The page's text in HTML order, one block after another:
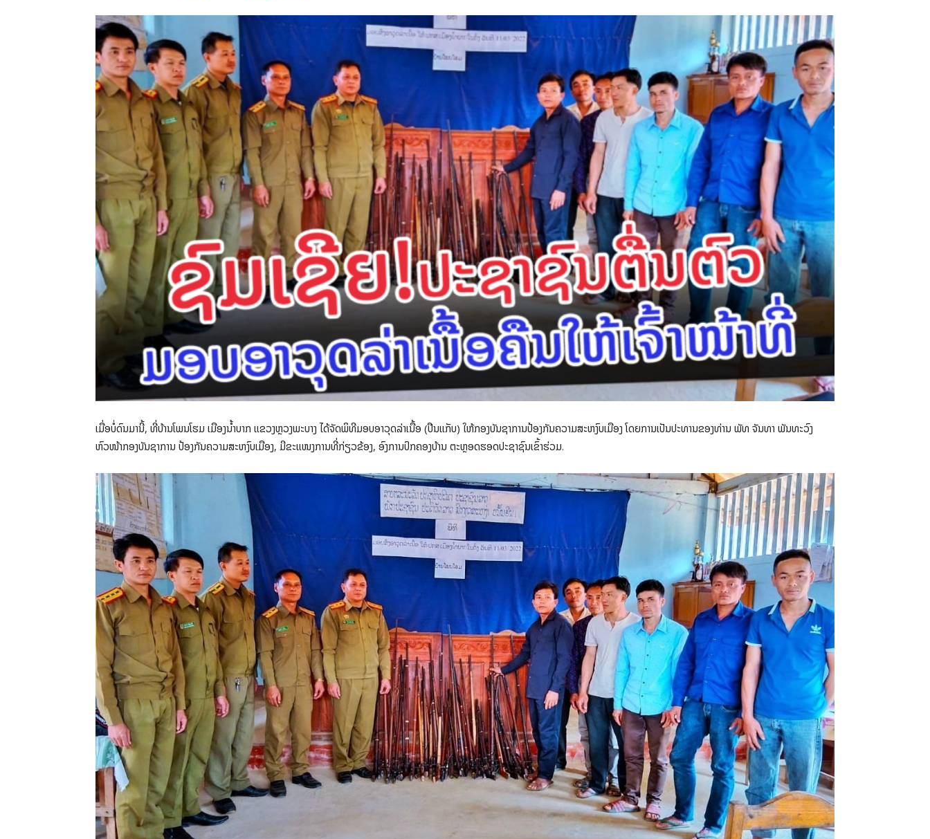
ເມື່ອບໍ່ດົນມານີ້, ທີ່ບ້ານໂພນໂຮມ ເມືອງນໍ້າບາກ ແຂວງຫຼວງພະບາງ ໄດ້ຈັດພິທີມອບອາວຸດລ່າເນື້ອ (ປືນແກັບ) ໃຫ້ກອງບັນຊາການປ້ອງກັນຄວາມສະຫງົບເມືອງ ໂດຍການເປັນປະທານຂອງທ່ານ ພັທ ຈັນທາ ພັນທະວົງ
ຫົວໜ້າກອງບັນຊາການ ປ້ອງກັນຄວາມສະຫງົບເມືອງ, ມີຂະແໜງການທີ່ກ່ຽວຂ້ອງ, ອົງການປົກຄອງບ້ານ ຕະຫຼອດຮອດປະຊາຊົນເຂົ້າຮ່ວມ.